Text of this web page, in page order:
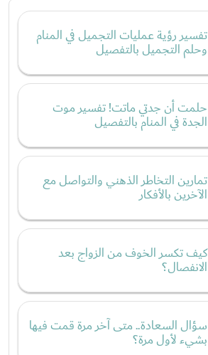
تفسير رؤية عمليات التجميل في المنام
وحلم التجميل بالتفصيل
حلمت أن جدتي ماتت! تفسير موت
الجدة في المنام بالتفصيل
تمارين التخاطر الذهني والتواصل مع
الآخرين بالأفكار
كيف تكسر الخوف من الزواج بعد
الانفصال؟
سؤال السعادة.. متى آخر مرة قمت فيها
بشيء لأول مرة؟